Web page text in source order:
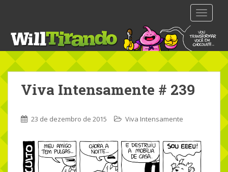
t
m
n
o
e
Viva Intensamente # 239
23 de dezembro de 2015 Viva Intensamente